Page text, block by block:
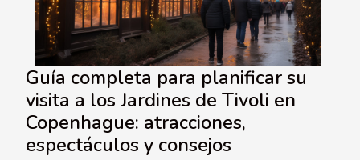
Guía completa para planificar su
visita a los Jardines de Tivoli en
Copenhague: atracciones,
espectáculos y consejos